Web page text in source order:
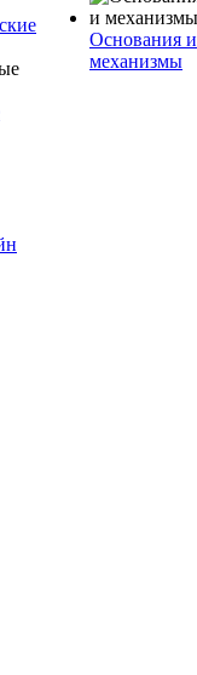
Основания и
механизмы